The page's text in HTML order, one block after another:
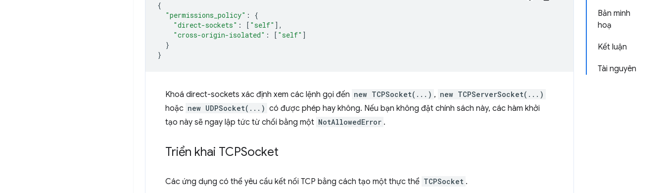
Bản minh
hoạ
Kết luận
Tài nguyên
{
"permissions_policy" :
{
"direct-sockets" : [ "self" ],
"cross-origin-isolated" : [ "self" ]
}
}
Khoá direct-sockets xác định xem các lệnh gọi đến new TCPSocket(...) , new TCPServerSocket(...)
hoặc new UDPSocket(...) có được phép hay không. Nếu bạn không đặt chính sách này, các hàm khởi
tạo này sẽ ngay lập tức từ chối bằng một NotAllowedError .
Triển khai TCPSocket
Các ứng dụng có thể yêu cầu kết nối TCP bằng cách tạo một thực thể TCPSocket .